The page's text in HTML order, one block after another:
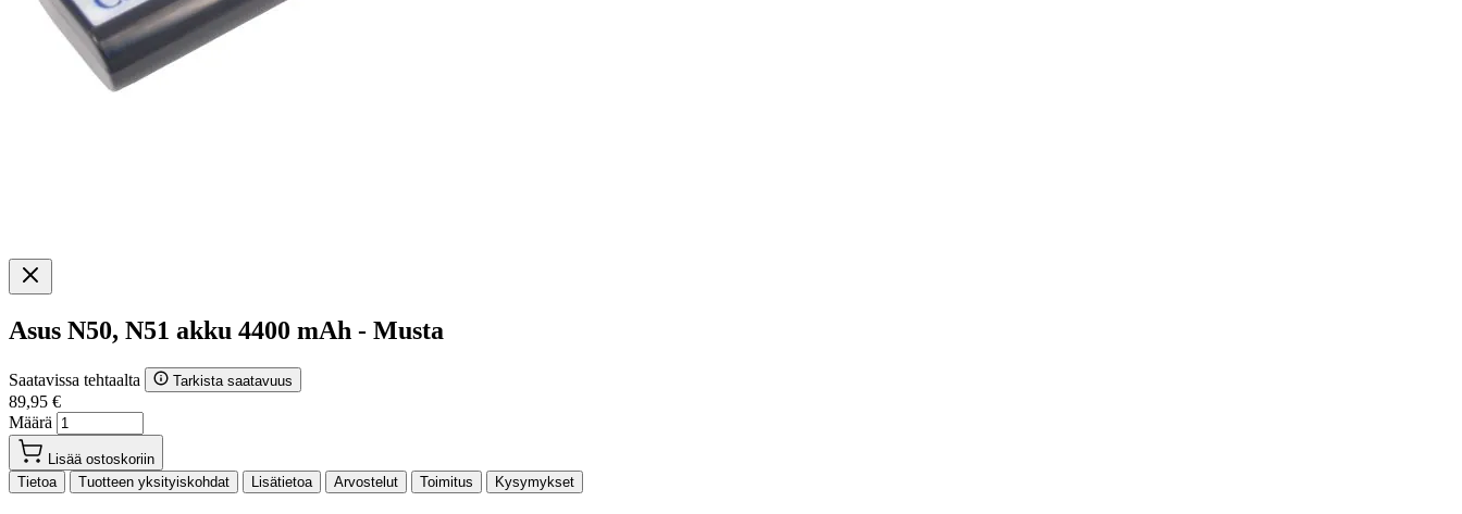
Asus N50, N51 akku 4400 mAh - Musta
Saatavissa tehtaalta Tarkista saatavuus
89,95 €
Määrä
Lisää ostoskoriin
Tietoa
Tuotteen yksityiskohdat Lisätietoa Arvostelut Toimitus Kysymykset